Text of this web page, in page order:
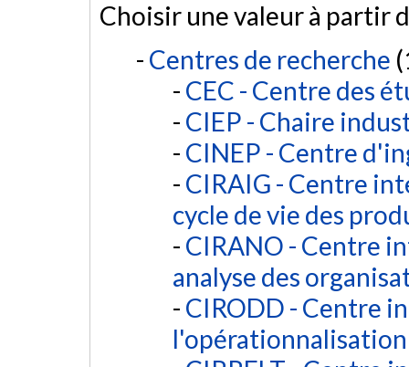
Choisir une valeur à partir
Centres de recherche
CEC - Centre des
CIEP - Chaire
CINEP - Centre
CIRAIG - Centre
cycle de vie des
CIRANO - Centre
analyse des
CIRODD - Centre